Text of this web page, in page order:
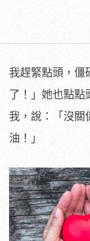
我趕緊點頭，僵
了！」她也點
我，說：「沒關
油！」